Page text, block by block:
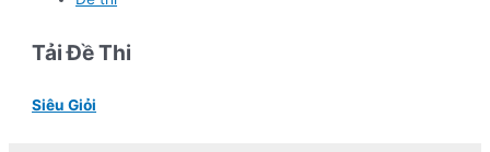
Tải Đề Thi
Siêu Giỏi